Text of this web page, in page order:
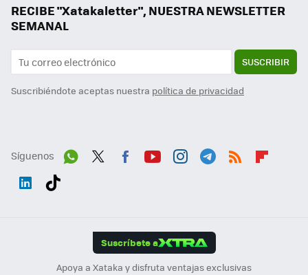
RECIBE "Xatakaletter", NUESTRA NEWSLETTER
SEMANAL
SUSCRIBIR
Suscribiéndote aceptas nuestra política de privacidad
Síguenos
Suscríbete a
Apoya a Xataka y disfruta ventajas exclusivas